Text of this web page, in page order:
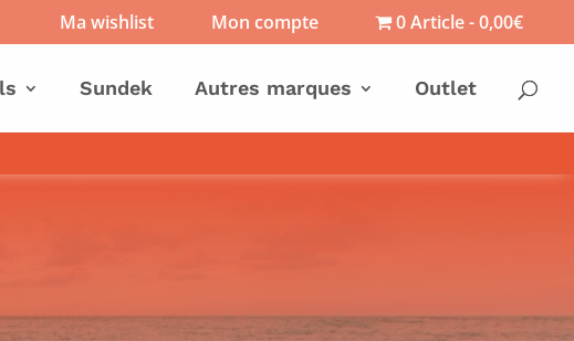
Ma wishlist Mon compte 0 Article 0,00€
Sundek Autres marques Outlet